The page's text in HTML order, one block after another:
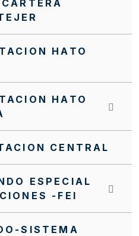
HATO
HATO
CENTRAL
ESPECIAL
-FEI
SISTEMA